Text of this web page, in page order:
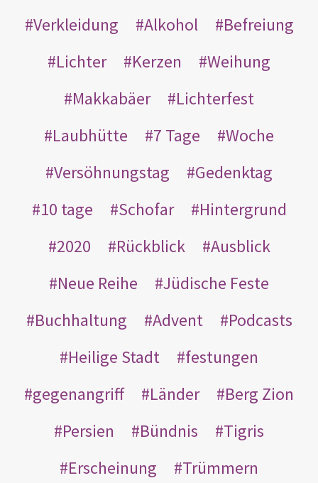
Verkleidung
Alkohol
Befreiung
Lichter
Kerzen
Weihung
Makkabäer
Lichterfest
Laubhütte
7 Tage
Woche
Versöhnungstag
Gedenktag
10 tage
Schofar
Hintergrund
2020
Rückblick
Ausblick
Neue Reihe
Jüdische Feste
Buchhaltung
Advent
Podcasts
Heilige Stadt
festungen
gegenangriff
Länder
Berg Zion
Persien
Bündnis
Tigris
Erscheinung
Trümmern